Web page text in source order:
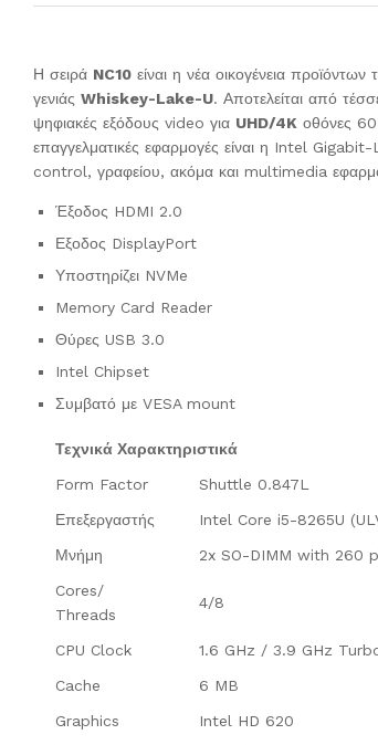
Η σειρά NC10 είναι η νέα οικογένεια
γενιάς Whiskey-Lake-U. Αποτελείται από
ψηφιακές εξόδους video για UHD/4K οθόνες
επαγγελματικές εφαρμογές είναι η Intel
control, γραφείου, ακόμα και multimedia
Έξοδος HDMI 2.0
Εξοδος DisplayPort
Υποστηρίζει NVMe
Memory Card Reader
Θύρες USB 3.0
Intel Chipset
Συμβατό με VESA mount
Τεχνικά Χαρακτηριστικά
Form Factor
Shuttle 0.847L
Επεξεργαστής
Intel Core i5-8265U
Μνήμη
2x SO-DIMM with 260
Cores/
Threads
4/8
CPU Clock
1.6 GHz / 3.9 GHz
Cache
6 MB
Graphics
Intel HD 620